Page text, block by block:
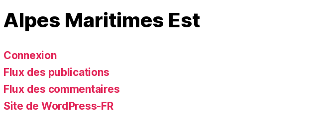
Alpes Maritimes Est
Connexion
Flux des publications
Flux des commentaires
Site de WordPress-FR